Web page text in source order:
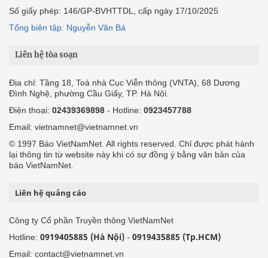
Số giấy phép: 146/GP-BVHTTDL, cấp ngày 17/10/2025
Tổng biên tập: Nguyễn Văn Bá
Liên hệ tòa soạn
Địa chỉ: Tầng 18, Toà nhà Cục Viễn thông (VNTA), 68 Dương
Đình Nghệ, phường Cầu Giấy, TP. Hà Nội.
Điện thoại: 02439369898 - Hotline: 0923457788
Email: vietnamnet@vietnamnet.vn
© 1997 Báo VietNamNet. All rights reserved. Chỉ được phát hành
lại thông tin từ website này khi có sự đồng ý bằng văn bản của
báo VietNamNet.
Liên hệ quảng cáo
Công ty Cổ phần Truyền thông VietNamNet
Hotline: 0919405885 (Hà Nội) - 0919435885 (Tp.HCM)
Email: contact@vietnamnet.vn